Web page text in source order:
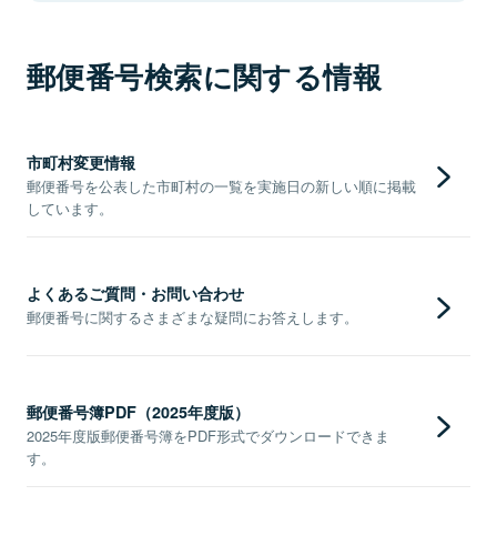
郵便番号検索に関する情報
市町村変更情報
郵便番号を公表した市町村の一覧を実施日の新しい順に掲載
しています。
よくあるご質問・お問い合わせ
郵便番号に関するさまざまな疑問にお答えします。
郵便番号簿PDF（2025年度版）
2025年度版郵便番号簿をPDF形式でダウンロードできま
す。